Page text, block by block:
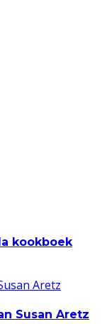
kookboek
Susan Aretz